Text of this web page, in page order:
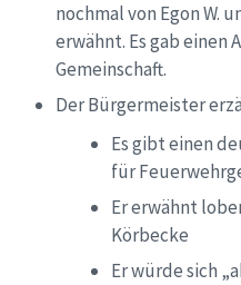
nochmal von Egon W.
erwähnt. Es gab einen
Gemeinschaft.
Der Bürgermeister
Es gibt einen
für
Er erwähnt
Körbecke
Er würde sich